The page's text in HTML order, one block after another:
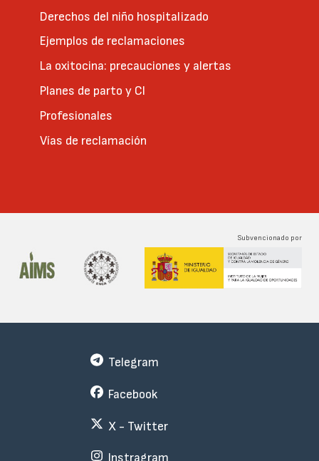
Derechos del niño hospitalizado
Ejemplos de reclamaciones
La oxitocina: precauciones y alertas
Planes de parto y CI
Profesionales
Vías de reclamación
Subvencionado por
Telegram
Facebook
X - Twitter
Instragram